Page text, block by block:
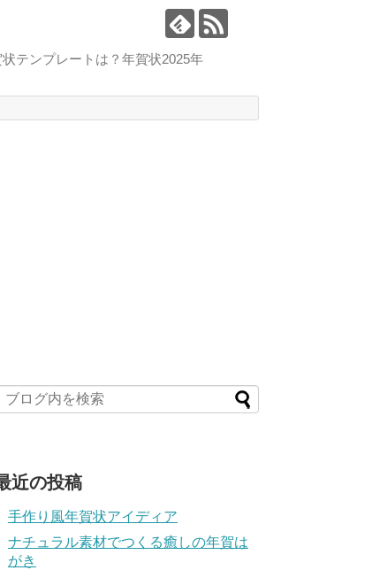
テンプレートは？年賀状2025年
近の投稿
手作り風年賀状アイディア
ナチュラル素材でつくる癒しの年賀は
がき